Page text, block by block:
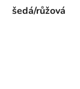
šedá/růžová